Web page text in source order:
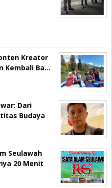
Kreator
Kembali Ba…
Dari
Budaya
Seulawah
20 Menit